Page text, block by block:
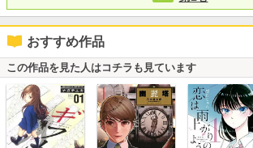
おすすめ作品
この作品を見た人はコチラも見ています